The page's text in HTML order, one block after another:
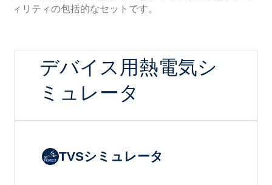
ィリティの包括的なセットです。
デバイス用熱電気シ
ミュレータ
TVSシミュレータ